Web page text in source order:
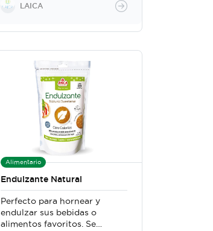
LAICA
Alimentario
Endulzante Natural
Perfecto para hornear y
endulzar sus bebidas o
alimentos favoritos. Se